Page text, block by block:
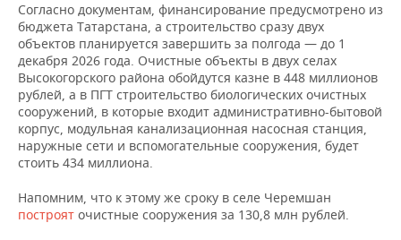
ВОДНЫЕ ВИДЫ СПОРТА
ХОККЕЙ С МЯЧОМ
ОБРАЗОВАНИЕ
ПРОИСШЕСТВИЯ
Согласно документам, финансирование предусмотрено из
бюджета Татарстана, а строительство сразу двух
объектов планируется завершить за полгода — до 1
декабря 2026 года. Очистные объекты в двух селах
Высокогорского района обойдутся казне в 448 миллионов
рублей, а в ПГТ строительство биологических очистных
сооружений, в которые входит административно-бытовой
корпус, модульная канализационная насосная станция,
наружные сети и вспомогательные сооружения, будет
стоить 434 миллиона.
Напомним, что к этому же сроку в селе Черемшан
построят очистные сооружения за 130,8 млн рублей.